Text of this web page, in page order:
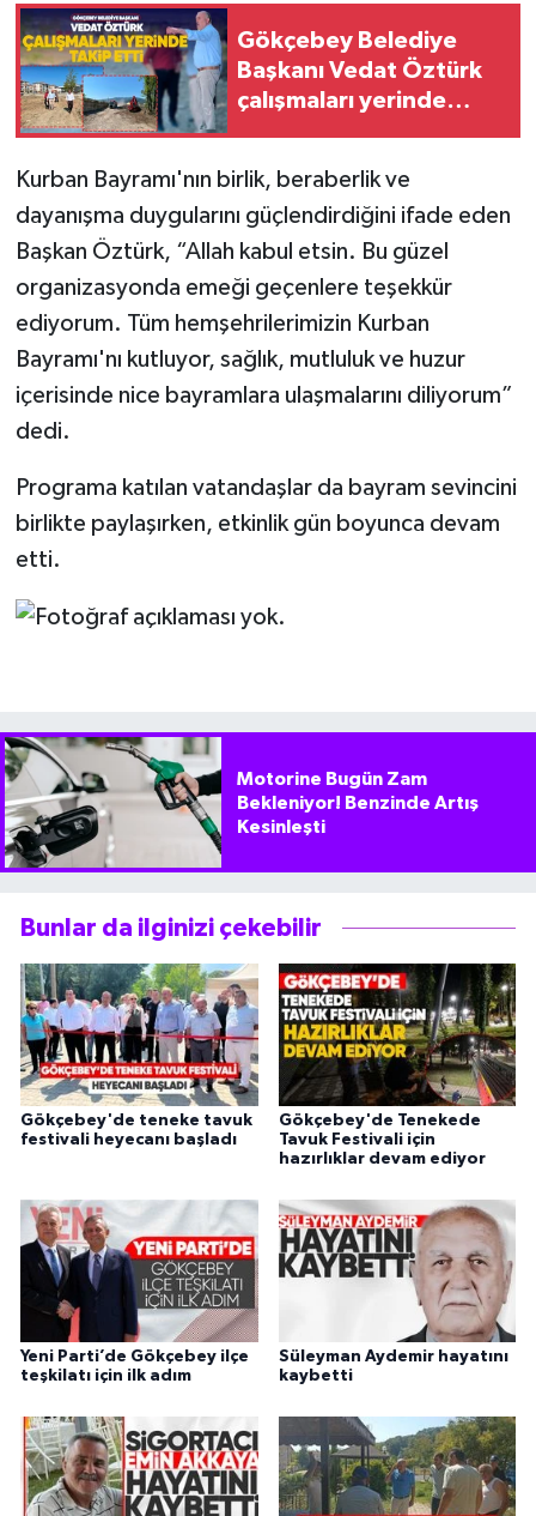
Gökçebey Belediye
Başkanı Vedat Öztürk
çalışmaları yerinde
Kurban Bayramı'nın birlik, beraberlik ve
dayanışma duygularını güçlendirdiğini ifade eden
Başkan Öztürk, “Allah kabul etsin. Bu güzel
organizasyonda emeği geçenlere teşekkür
ediyorum. Tüm hemşehrilerimizin Kurban
Bayramı'nı kutluyor, sağlık, mutluluk ve huzur
içerisinde nice bayramlara ulaşmalarını diliyorum”
dedi.
Programa katılan vatandaşlar da bayram sevincini
birlikte paylaşırken, etkinlik gün boyunca devam
etti.
Motorine Bugün Zam
Bekleniyor! Benzinde Artış
Kesinleşti
Bunlar da ilginizi çekebilir
Gökçebey'de teneke tavuk
festivali heyecanı başladı
Gökçebey'de Tenekede
Tavuk Festivali için
hazırlıklar devam ediyor
Yeni Parti’de Gökçebey ilçe
teşkilatı için ilk adım
Süleyman Aydemir hayatını
kaybetti